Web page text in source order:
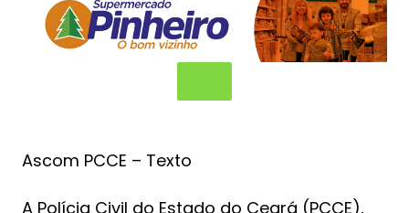
Ascom PCCE – Texto
A Polícia Civil do Estado do Ceará (PCCE),